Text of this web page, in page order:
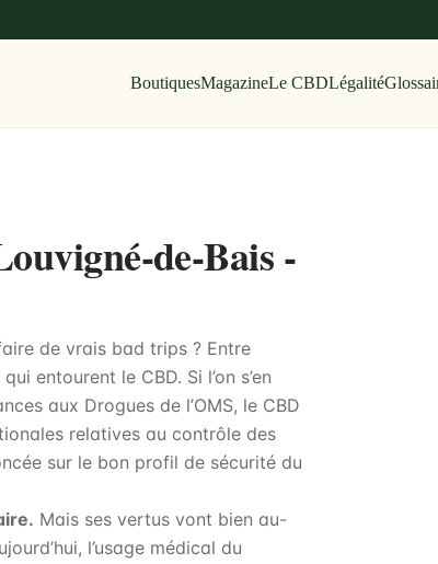
BoutiquesMagazineLe CBDLégalité
de-Bais -
de vrais bad trips ? Entre
entourent le CBD. Si l’on s’en
aux Drogues de l’OMS, le CBD
relatives au contrôle des
sur le bon profil de sécurité du
Mais ses vertus vont bien au-
l’usage médical du